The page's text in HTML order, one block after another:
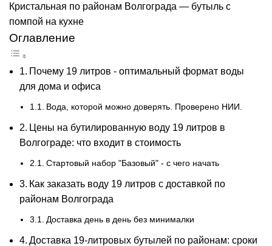
Оглавление
Почему 19 литров - оптимальный формат воды
для дома и офиса
Вода, которой можно доверять. Проверено НИИ.
Цены на бутилированную воду 19 литров в
Волгограде: что входит в стоимость
Стартовый набор "Базовый" - с чего начать
Как заказать воду 19 литров с доставкой по
районам Волгограда
Доставка день в день без минималки
Доставка 19-литровых бутылей по районам: сроки